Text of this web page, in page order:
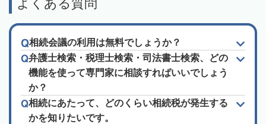
よくある質問
相続会議の利用は無料でしょうか？
弁護士検索・税理士検索・司法書士検索、どの
機能を使って専門家に相談すればいいでしょう
か？
相続にあたって、どのくらい相続税が発生する
かを知りたいです。